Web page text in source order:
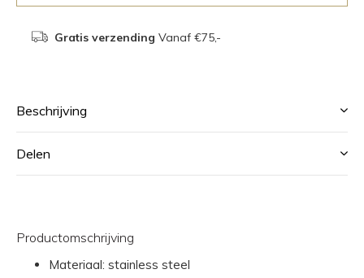
Gratis verzending Vanaf €75,-
Beschrijving
Delen
Productomschrijving
Materiaal: stainless steel